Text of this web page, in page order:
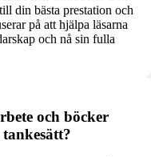
din bästa prestation och
på att hjälpa läsarna
och nå sin fulla
och böcker